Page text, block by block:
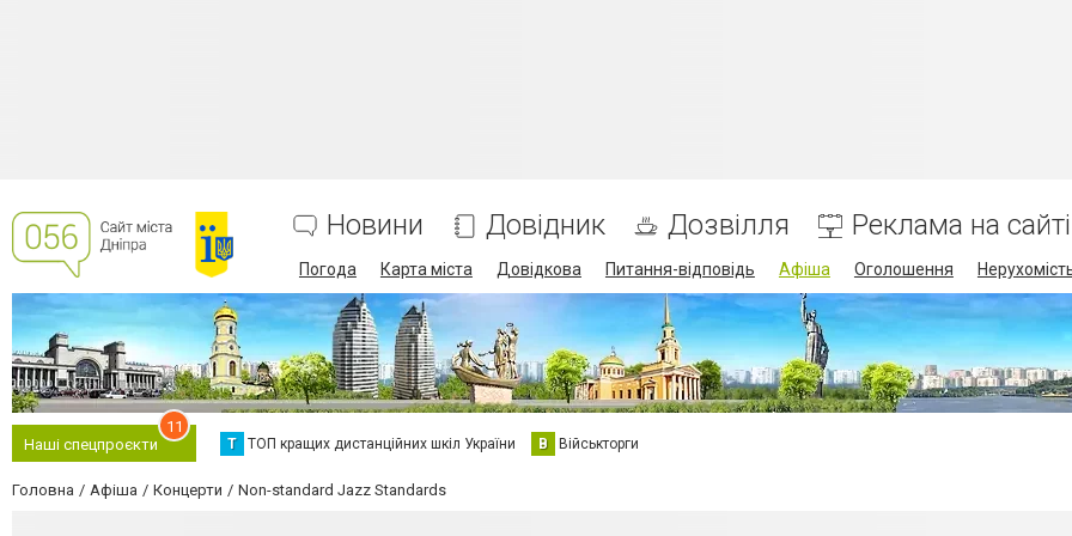
Новини Довідник Дозвілля Реклама на сайті
Погода Карта міста Довідкова Питання-відповідь Афіша Оголошення
Наші спецпроєкти
11
Т ТОП кращих дистанційних шкіл України В Військторги
Головна Афіша Концерти Non-standard Jazz Standards